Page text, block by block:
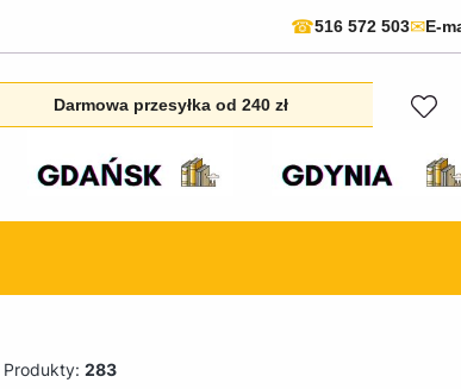
☎516 572 503✉E-
Darmowa przesyłka od 240 zł
Produkty: 283